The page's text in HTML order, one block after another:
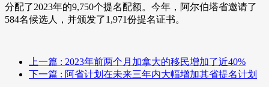
分配了2023年的9,750个提名配额。今年，阿尔伯塔省邀请了
584名候选人，并颁发了1,971份提名证书。
上一篇 : 2023年前两个月加拿大的移民增加了近40%
下一篇 : 阿省计划在未来三年内大幅增加其省提名计划